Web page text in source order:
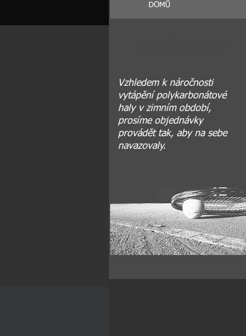
DOMŮ
Vzhledem k náročnosti
vytápění polykarbonátové
haly v zimním období,
prosíme objednávky
provádět tak, aby na sebe
navazovaly.